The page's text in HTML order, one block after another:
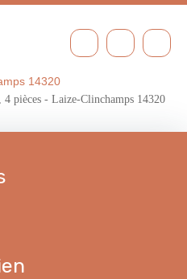
14320
pièces - Laize-Clinchamps 14320